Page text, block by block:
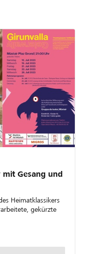
Gesang und
Heimatklassikers
gekürzte